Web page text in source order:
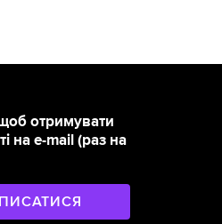
отримувати
на e-mail (раз на